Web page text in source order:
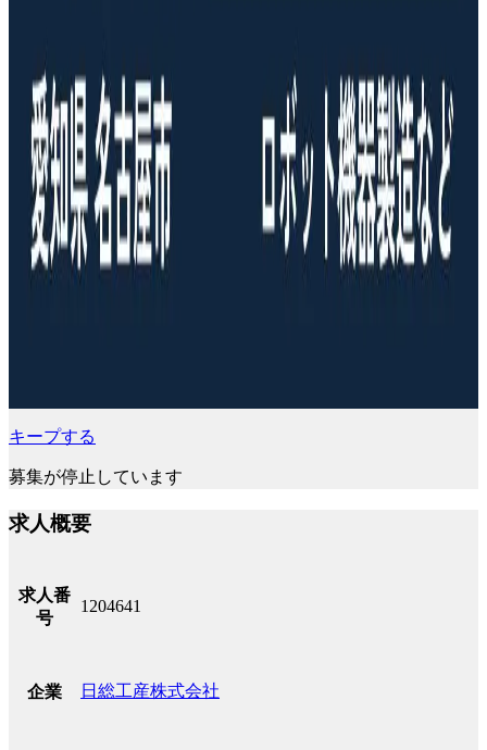
キープする
募集が停止しています
求人概要
求人番
号
1204641
企業 日総工産株式会社